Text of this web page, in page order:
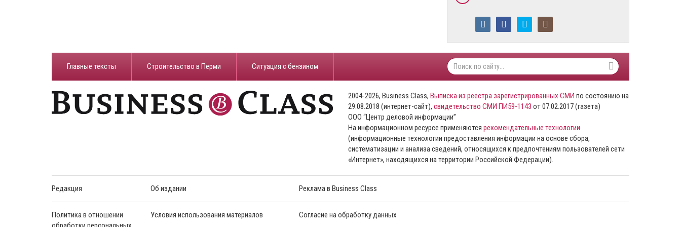
Главные тексты Строительство в Перми ​Ситуация с бензином
2004-2026, Business Class, Выписка из реестра зарегистрированных СМИ по состоянию на
29.08.2018 (интернет-сайт), свидетельство СМИ ПИ59-1143 от 07.02.2017 (газета)
ООО “Центр деловой информации”
На информационном ресурсе применяются рекомендательные технологии
(информационные технологии предоставления информации на основе сбора,
систематизации и анализа сведений, относящихся к предпочтениям пользователей сети
«Интернет», находящихся на территории Российской Федерации).
Редакция Об издании Реклама в Business Class
Политика в отношении
Условия использования материалов Согласие на обработку данных